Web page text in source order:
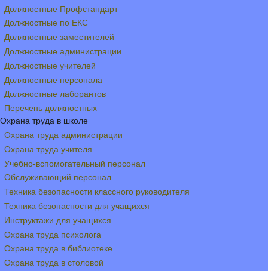
Должностные Профстандарт
Должностные по ЕКС
Должностные заместителей
Должностные администрации
Должностные учителей
Должностные персонала
Должностные лаборантов
Перечень должностных
Охрана труда в школе
Охрана труда администрации
Охрана труда учителя
Учебно-вспомогательный персонал
Обслуживающий персонал
Техника безопасности классного руководителя
Техника безопасности для учащихся
Инструктажи для учащихся
Охрана труда психолога
Охрана труда в библиотеке
Охрана труда в столовой